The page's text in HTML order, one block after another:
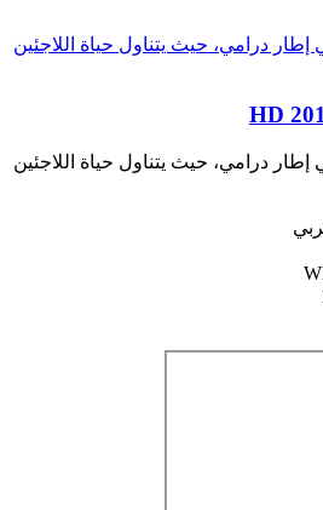
إطار درامي، حيث يتناول حياة اللاجئين
إطار درامي، حيث يتناول حياة اللاجئين